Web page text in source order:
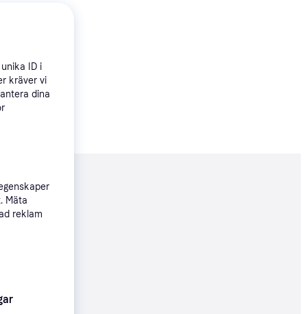
ID i
kräver vi
dina
Mäta
reklam